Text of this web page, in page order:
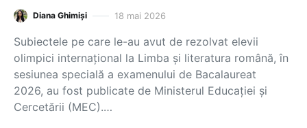
Diana Ghimiși 18 mai 2026
Subiectele pe care le-au avut de rezolvat elevii
olimpici internațional la Limba și literatura română, în
sesiunea specială a examenului de Bacalaureat
2026, au fost publicate de Ministerul Educației și
Cercetării (MEC).…